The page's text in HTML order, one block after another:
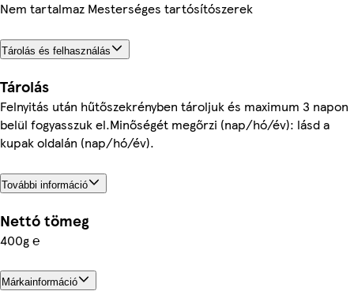
Nem tartalmaz Mesterséges tartósítószerek
Tárolás és felhasználás
Tárolás
Felnyitás után hűtőszekrényben tároljuk és maximum 3 napon
belül fogyasszuk el.Minőségét megőrzi (nap/hó/év): lásd a
kupak oldalán (nap/hó/év).
További információ
Nettó tömeg
400g ℮
Márkainformáció